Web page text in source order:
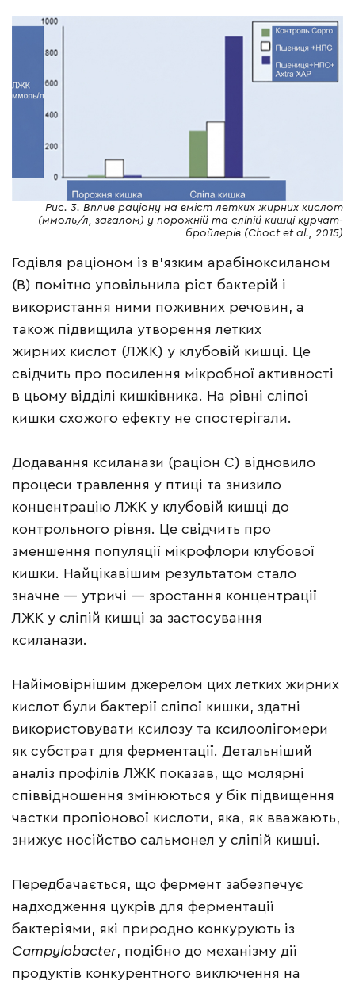
Рис. 3. Вплив раціону на вміст летких жирних кислот
(ммоль/л, загалом) у порожній та сліпій кишці курчат-
бройлерів (Choct et al., 2015)
Годівля раціоном із в’язким арабіноксиланом
(B) помітно уповільнила ріст бактерій і
використання ними поживних речовин, а
також підвищила утворення летких
жирних кислот (ЛЖК) у клубовій кишці. Це
свідчить про посилення мікробної активності
в цьому відділі кишківника. На рівні сліпої
кишки схожого ефекту не спостерігали.
Додавання ксиланази (раціон C) відновило
процеси травлення у птиці та знизило
концентрацію ЛЖК у клубовій кишці до
контрольного рівня. Це свідчить про
зменшення популяції мікрофлори клубової
кишки. Найцікавішим результатом стало
значне — утричі — зростання концентрації
ЛЖК у сліпій кишці за застосування
ксиланази.
Найімовірнішим джерелом цих летких жирних
кислот були бактерії сліпої кишки, здатні
використовувати ксилозу та ксилоолігомери
як субстрат для ферментації. Детальніший
аналіз профілів ЛЖК показав, що молярні
співвідношення змінюються у бік підвищення
частки пропіонової кислоти, яка, як вважають,
знижує носійство сальмонел у сліпій кишці.
Передбачається, що фермент забезпечує
надходження цукрів для ферментації
бактеріями, які природно конкурують із
Campylobacter , подібно до механізму дії
продуктів конкурентного виключення на